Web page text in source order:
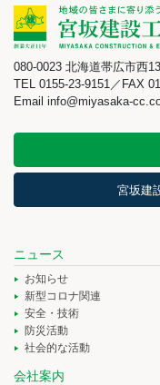
080-0023 北海道帯広市西
TEL 0155-23-9151／FAX
Email info@miyasaka-
宮坂建
ニュース
お知らせ
新型コロナ関連
安全・技術
防災活動
社会的な活動
会社案内